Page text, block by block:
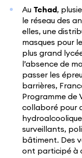
Au Tchad ,
le réseau des
elles, une
masques pour
plus grand
l’absence de
passer les
barrières,
Programme de
collaboré pour
surveillants,
bâtiment. Des
ont participé à